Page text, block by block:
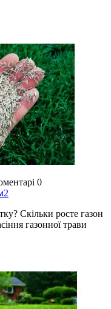
0
Скільки росте газон
газонної трави